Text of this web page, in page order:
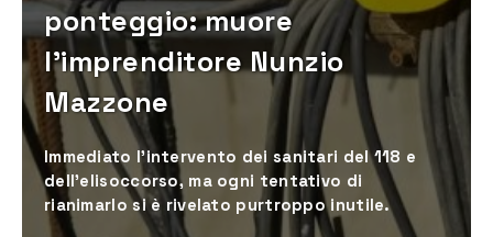
ponteggio: muore
l’imprenditore Nunzio
Mazzone
Immediato l’intervento dei sanitari del 118 e
dell’elisoccorso, ma ogni tentativo di
rianimarlo si è rivelato purtroppo inutile.